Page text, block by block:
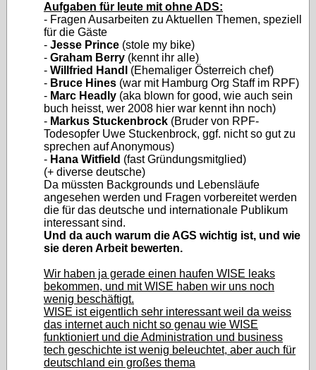
Aufgaben für leute mit ohne ADS:
- Fragen Ausarbeiten zu Aktuellen Themen, speziell
für die Gäste
- Jesse Prince (stole my bike)
- Graham Berry (kennt ihr alle)
- Willfried Handl
(Ehemaliger Österreich chef)
- Bruce Hines (war mit Hamburg Org Staff im RPF)
- Marc Headly (aka blown for good, wie auch sein
buch heisst, wer 2008 hier war kennt ihn noch)
- Markus Stuckenbrock (Bruder von RPF-
Todesopfer Uwe Stuckenbrock, ggf. nicht so gut zu
sprechen auf Anonymous)
- Hana Witfield (fast Gründungsmitglied)
(+ diverse deutsche)
Da müssten Backgrounds und Lebensläufe
angesehen werden und Fragen vorbereitet werden
die für das deutsche und internationale Publikum
interessant sind.
Und da auch warum die AGS wichtig ist, und wie
sie deren Arbeit bewerten.
Wir haben ja gerade einen haufen WISE leaks
bekommen, und mit WISE haben wir uns noch
wenig beschäftigt.
WISE ist eigentlich sehr interessant weil da weiss
das internet auch nicht so genau wie WISE
funktioniert und die Administration und business
tech geschichte ist wenig beleuchtet, aber auch für
deutschland ein großes thema